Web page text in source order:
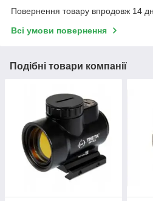
Повернення товару впродовж 14
Всі умови повернення
Подібні товари компанії